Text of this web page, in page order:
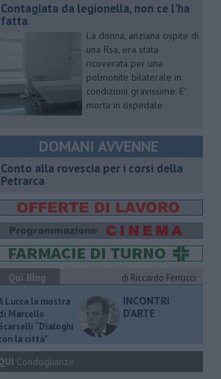
Contagiata da legionella, non ce l'ha
fatta
La donna, anziana ospite di
una Rsa, era stata
ricoverata per una
polmonite bilaterale in
condizioni gravissime. E'
morta in ospedale
DOMANI AVVENNE
​Conto alla rovescia per i corsi della
Petrarca
Qui Blog
di Riccardo Ferrucci
Lucca la mostra
Marcello
“Dialoghi
la città"
INCONTRI
D'ARTE
Condoglianze